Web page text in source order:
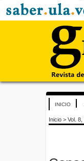
INICIO
Inicio > Vol.